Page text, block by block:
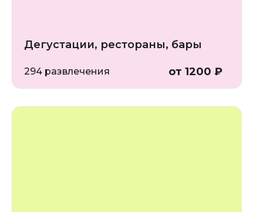
Дегустации, рестораны, бары
294 развлечения от 1200 ₽